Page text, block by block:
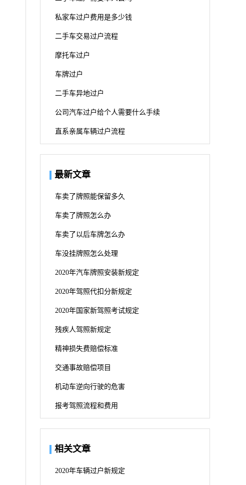
私家车过户费用是多少钱
二手车交易过户流程
摩托车过户
车牌过户
二手车异地过户
公司汽车过户给个人需要什么手续
直系亲属车辆过户流程
最新文章
车卖了牌照能保留多久
车卖了牌照怎么办
车卖了以后车牌怎么办
车没挂牌照怎么处理
2020年汽车牌照安装新规定
2020年驾照代扣分新规定
2020年国家新驾照考试规定
残疾人驾照新规定
精神损失费赔偿标准
交通事故赔偿项目
机动车逆向行驶的危害
报考驾照流程和费用
相关文章
2020年车辆过户新规定